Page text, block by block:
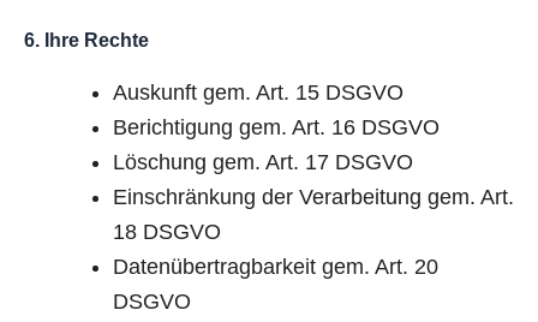
6. Ihre Rechte
Auskunft gem. Art. 15 DSGVO
Berichtigung gem. Art. 16 DSGVO
Löschung gem. Art. 17 DSGVO
Einschränkung der Verarbeitung gem. Art.
18 DSGVO
Datenübertragbarkeit gem. Art. 20
DSGVO